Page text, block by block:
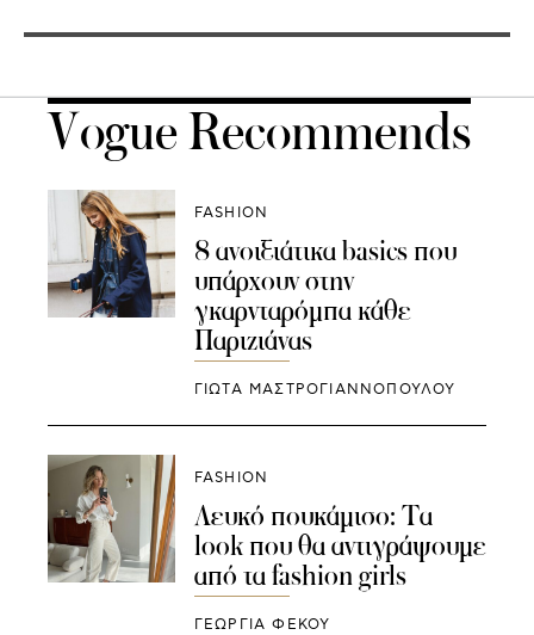
Vogue Recommends
FASHION
8 ανοιξιάτικα basics που
υπάρχουν στην
γκαρνταρόμπα κάθε
Παριζιάνας
ΓΙΩΤΑ ΜΑΣΤΡΟΓΙΑΝΝΟΠΟΥΛΟΥ
FASHION
Λευκό πουκάμισο: Τα
look που θα αντιγράψουμε
από τα fashion girls
ΓΕΩΡΓΙΑ ΦΕΚΟΥ